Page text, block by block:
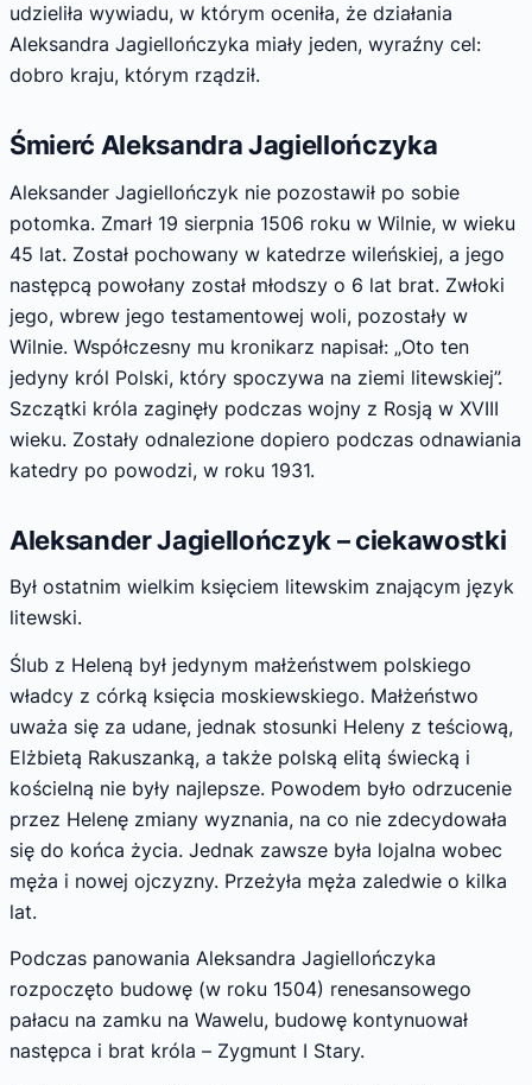
udzieliła wywiadu, w którym oceniła, że działania
Aleksandra Jagiellończyka miały jeden, wyraźny cel:
dobro kraju, którym rządził.
Śmierć Aleksandra Jagiellończyka
Aleksander Jagiellończyk nie pozostawił po sobie
potomka. Zmarł 19 sierpnia 1506 roku w Wilnie, w wieku
45 lat. Został pochowany w katedrze wileńskiej, a jego
następcą powołany został młodszy o 6 lat brat. Zwłoki
jego, wbrew jego testamentowej woli, pozostały w
Wilnie. Współczesny mu kronikarz napisał: „Oto ten
jedyny król Polski, który spoczywa na ziemi litewskiej”.
Szczątki króla zaginęły podczas wojny z Rosją w XVIII
wieku. Zostały odnalezione dopiero podczas odnawiania
katedry po powodzi, w roku 1931.
Aleksander Jagiellończyk – ciekawostki
Był ostatnim wielkim księciem litewskim znającym język
litewski.
Ślub z Heleną był jedynym małżeństwem polskiego
władcy z córką księcia moskiewskiego. Małżeństwo
uważa się za udane, jednak stosunki Heleny z teściową,
Elżbietą Rakuszanką, a także polską elitą świecką i
kościelną nie były najlepsze. Powodem było odrzucenie
przez Helenę zmiany wyznania, na co nie zdecydowała
się do końca życia. Jednak zawsze była lojalna wobec
męża i nowej ojczyzny. Przeżyła męża zaledwie o kilka
lat.
Podczas panowania Aleksandra Jagiellończyka
rozpoczęto budowę (w roku 1504) renesansowego
pałacu na zamku na Wawelu, budowę kontynuował
następca i brat króla – Zygmunt I Stary.